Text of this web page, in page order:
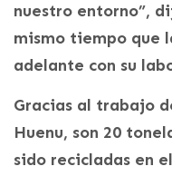
nuestro entorno”,
mismo tiempo que
adelante con su
Gracias al trabajo
Huenu, son 20
sido recicladas en